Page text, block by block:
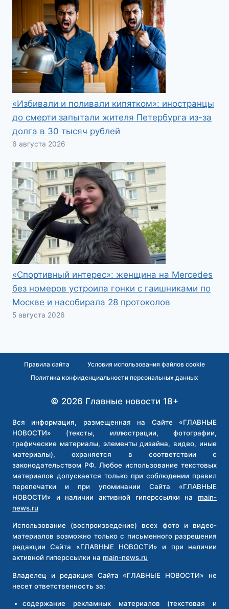
«Избивали и поливали кипятком»: иностранцы
до смерти запытали жителя Петербурга из-за
долга в 30 тысяч рублей
6 августа 2026
«Спортивный интерес»: женщина на Mercedes
без номеров устроила гонки с гаишниками по
Москве и насобирала 28 протоколов
5 августа 2026
Правила сайта
Условия использования файлов cookie
Политика конфиденциальности персональных данных
© 2026 Главные новости 18+
Вся информация, размещенная на Сайте «ГЛАВНЫЕ
НОВОСТИ» (тексты, иллюстрации, фотографии,
графические материалы, элементы дизайна, видео, иные
материалы), охраняется в соответствии с
законодательством РФ. Любое использование текстовых
материалов допускается только при соблюдении правил
перепечатки и при упоминании Сайта «ГЛАВНЫЕ
НОВОСТИ» и наличии активной гиперссылки на main-
news.ru
Использование (воспроизведение) всех фото и видео-
материалов возможно только с письменного разрешения
редакции Сайта «ГЛАВНЫЕ НОВОСТИ» и при наличии
активной гиперссылки на main-news.ru
Владелец и редакция Сайта «ГЛАВНЫЕ НОВОСТИ» не
несет ответственность за:
содержание рекламных материалов (текстовая и